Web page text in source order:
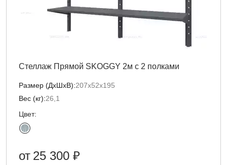
Стеллаж Прямой SKOGGY 2м с 2 полками
Размер (ДxШxВ):207х52х195
Вес (кг):26,1
Цвет:
от 25 300 ₽